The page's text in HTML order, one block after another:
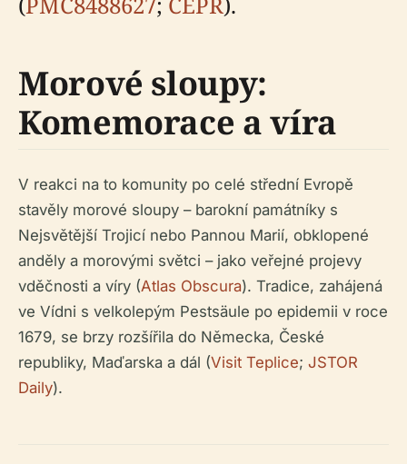
Morové sloupy:
Komemorace a víra
V reakci na to komunity po celé střední Evropě
stavěly morové sloupy – barokní památníky s
Nejsvětější Trojicí nebo Pannou Marií, obklopené
anděly a morovými světci – jako veřejné projevy
vděčnosti a víry (Atlas Obscura). Tradice, zahájená
ve Vídni s velkolepým Pestsäule po epidemii v roce
1679, se brzy rozšířila do Německa, České
republiky, Maďarska a dál (Visit Teplice; JSTOR
Daily).